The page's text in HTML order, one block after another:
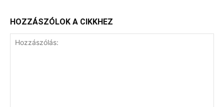
HOZZÁSZÓLOK A CIKKHEZ